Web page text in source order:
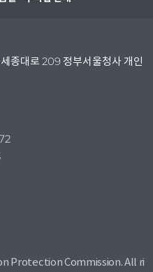
종대로 209 정부서울청사 개인
Protection Commission. All ri